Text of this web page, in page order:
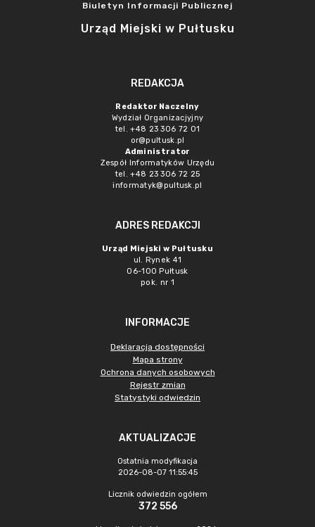
Biuletyn Informacji Publicznej
Urząd Miejski w Pułtusku
REDAKCJA
Redaktor Naczelny
Wydział Organizacjyjny
tel. +48 23 306 72 01
or@pultusk.pl
Administrator
Zespół Informatyków Urzędu
tel. +48 23 306 72 25
informatyk@pultusk.pl
ADRES REDAKCJI
Urząd Miejski w Pułtusku
ul. Rynek 41
06-100 Pułtusk
pok. nr 1
INFORMACJE
Deklaracja dostępności
Mapa strony
Ochrona danych osobowych
Rejestr zmian
Statystyki odwiedzin
AKTUALIZACJE
Ostatnia modyfikacja
2026-08-07 11:55:45
Licznik odwiedzin ogółem
372 556